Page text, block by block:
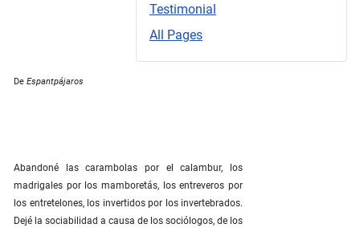
Testimonial
All Pages
De Espantpájaros
Abandoné las carambolas por el calambur, los
madrigales por los mamboretás, los entreveros por
los entretelones, los invertidos por los invertebrados.
Dejé la sociabilidad a causa de los sociólogos, de los